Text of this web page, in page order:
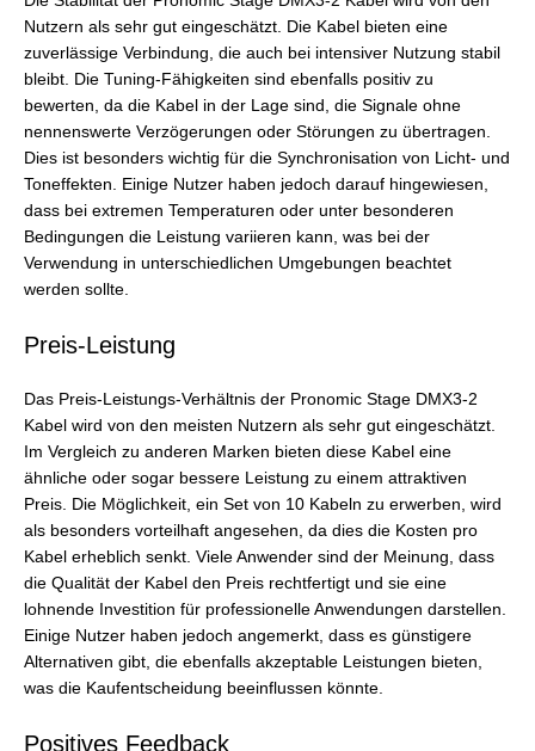
Nutzern als sehr gut eingeschätzt. Die Kabel bieten eine
zuverlässige Verbindung, die auch bei intensiver Nutzung stabil
bleibt. Die Tuning-Fähigkeiten sind ebenfalls positiv zu
bewerten, da die Kabel in der Lage sind, die Signale ohne
nennenswerte Verzögerungen oder Störungen zu übertragen.
Dies ist besonders wichtig für die Synchronisation von Licht- und
Toneffekten. Einige Nutzer haben jedoch darauf hingewiesen,
dass bei extremen Temperaturen oder unter besonderen
Bedingungen die Leistung variieren kann, was bei der
Verwendung in unterschiedlichen Umgebungen beachtet
werden sollte.
Preis-Leistung
Das Preis-Leistungs-Verhältnis der Pronomic Stage DMX3-2
Kabel wird von den meisten Nutzern als sehr gut eingeschätzt.
Im Vergleich zu anderen Marken bieten diese Kabel eine
ähnliche oder sogar bessere Leistung zu einem attraktiven
Preis. Die Möglichkeit, ein Set von 10 Kabeln zu erwerben, wird
als besonders vorteilhaft angesehen, da dies die Kosten pro
Kabel erheblich senkt. Viele Anwender sind der Meinung, dass
die Qualität der Kabel den Preis rechtfertigt und sie eine
lohnende Investition für professionelle Anwendungen darstellen.
Einige Nutzer haben jedoch angemerkt, dass es günstigere
Alternativen gibt, die ebenfalls akzeptable Leistungen bieten,
was die Kaufentscheidung beeinflussen könnte.
Positives Feedback